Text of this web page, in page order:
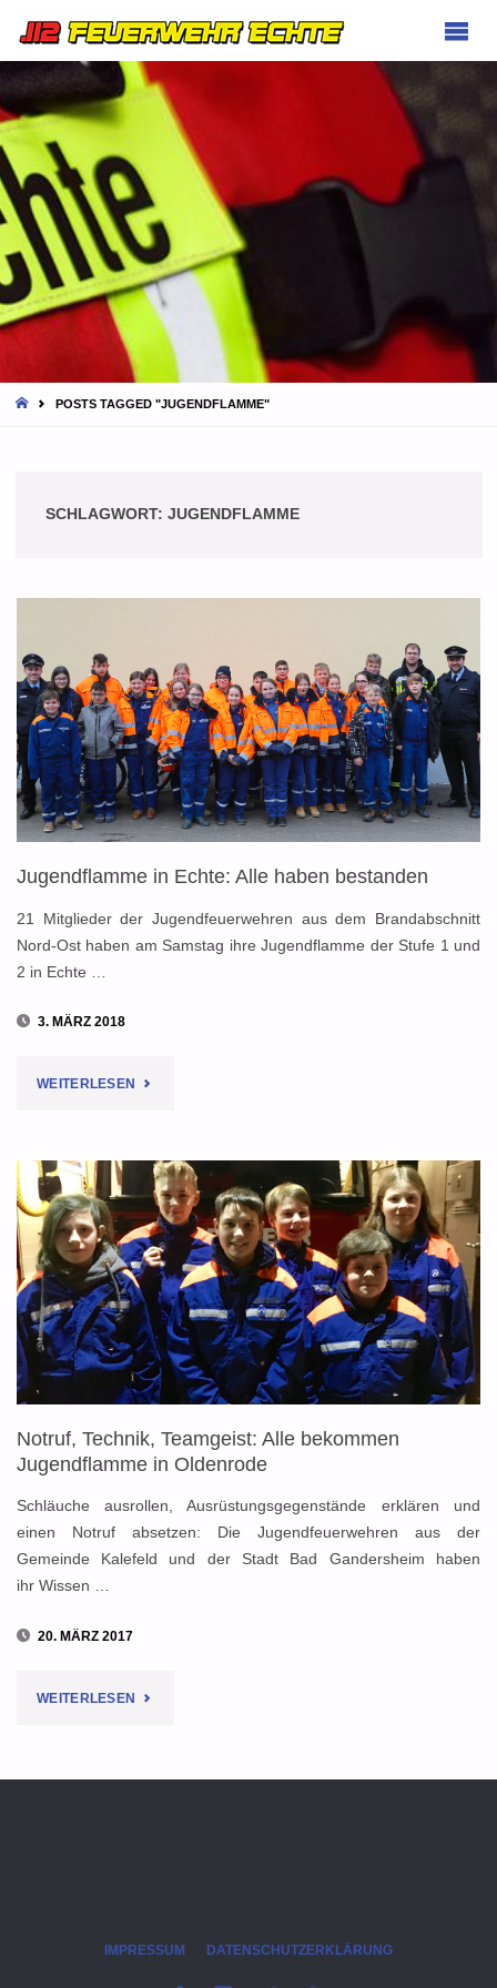
HOMEPOSTS TAGGED "JUGENDFLAMME"
SCHLAGWORT: JUGENDFLAMME
Jugendflamme in Echte: Alle haben bestanden
21 Mitglieder der Jugendfeuerwehren aus dem Brandabschnitt
Nord-Ost haben am Samstag ihre Jugendflamme der Stufe 1 und
2 in Echte …
3. MÄRZ 2018
WEITERLESEN "JUGENDFLAMME
ECHTE:
ALLE
HABEN
BESTANDEN"
Notruf, Technik, Teamgeist: Alle bekommen
Jugendflamme in Oldenrode
Schläuche ausrollen, Ausrüstungsgegenstände erklären und
einen Notruf absetzen: Die Jugendfeuerwehren aus der
Gemeinde Kalefeld und der Stadt Bad Gandersheim haben
ihr Wissen …
20. MÄRZ 2017
WEITERLESEN "NOTRUF,
IMPRESSUM DATENSCHUTZERKLÄRUNG